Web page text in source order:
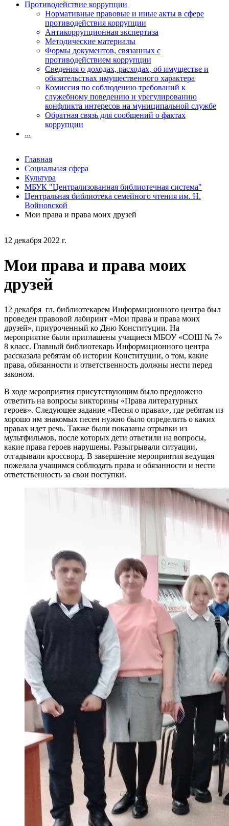
12 декабря 2022 г.
Мои права и права моих
друзей
12 декабря гл. библиотекарем Информационного центра был
проведен правовой лабиринт «Мои права и права моих
друзей», приуроченный ко Дню Конституции. На
мероприятие были приглашены учащиеся МБОУ «СОШ № 7»
8 класс. Главный библиотекарь Информационного центра
рассказала ребятам об истории Конституции, о том, какие
права, обязанности и ответственность должны нести перед
законом.
В ходе мероприятия присутствующим было предложено
ответить на вопросы викторины «Права литературных
героев». Следующее задание «Песня о правах», где ребятам из
хорошо им знакомых песен нужно было определить о каких
правах идет речь. Также были показаны отрывки из
мультфильмов, после которых дети ответили на вопросы,
какие права героев нарушены. Разыгрывали ситуации,
отгадывали кроссворд. В завершение мероприятия ведущая
пожелала учащимся соблюдать права и обязанности и нести
ответственность за свои поступки.
Противодействие коррупции
Нормативные правовые и иные акты в сфере
противодействия коррупции
Антикоррупционная экспертиза
Методические материалы
Формы документов, связанных с
противодействием коррупции
Сведения о доходах, расходах, об имуществе и
обязательствах имущественного характера
Комиссия по соблюдению требований к
служебному поведению и урегулированию
конфликта интересов на муниципальной службе
Обратная связь для сообщений о фактах
коррупции
...
Главная
Социальная сфера
Культура
МБУК "Централизованная библиотечная система"
Центральная библиотека семейного чтения им. Н.
Войновской
Мои права и права моих друзей